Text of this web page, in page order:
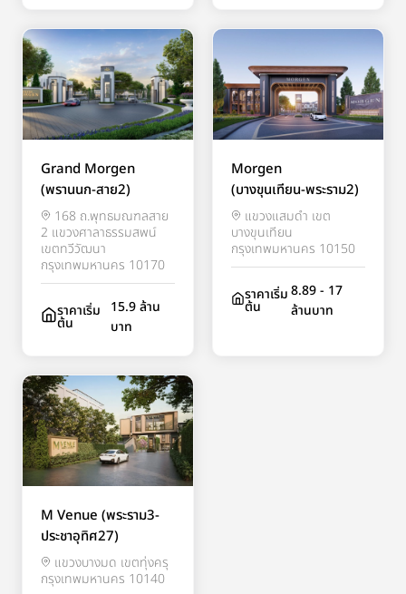
Grand Morgen
(พรานนก-สาย2)
168 ถ.พุทธมณฑลสาย
2 แขวงศาลาธรรมสพน์
เขตทวีวัฒนา
กรุงเทพมหานคร 10170
ราคาเริ่ม
ต้น
15.9 ล้าน
บาท
Morgen
(บางขุนเทียน-พระราม2)
แขวงแสมดำ เขต
บางขุนเทียน
กรุงเทพมหานคร 10150
ราคาเริ่ม
ต้น
8.89 - 17
ล้านบาท
M Venue (พระราม3-
ประชาอุทิศ27)
แขวงบางมด เขตทุ่งครุ
กรุงเทพมหานคร 10140